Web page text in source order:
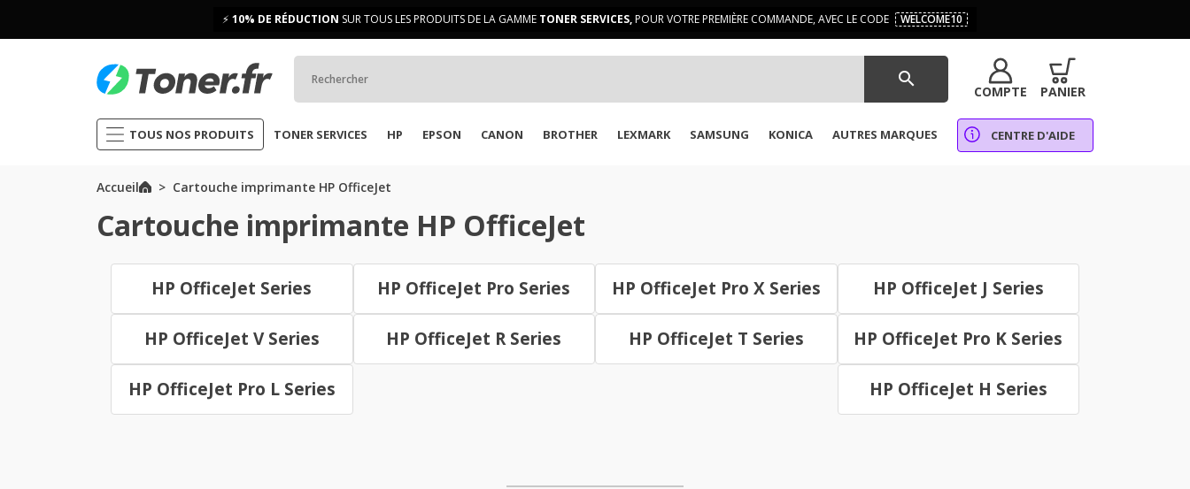
⚡ 10% DE RÉDUCTION SUR TOUS LES PRODUITS DE LA GAMME TONER SERVICES,POUR VOTRE PREMIÈRE COMMANDE, AVEC LE CODE WELCOME10
search
COMPTE PANIER
TOUS NOS PRODUITS TONER SERVICES HP EPSON CANON BROTHER LEXMARK SAMSUNG KONICA AUTRES MARQUES CENTRE D'AIDE
Accueil Cartouche imprimante HP OfficeJet
Cartouche imprimante HP OfficeJet
HP OfficeJet Series HP OfficeJet Pro Series HP OfficeJet Pro X Series HP OfficeJet J Series
HP OfficeJet V Series HP OfficeJet R Series HP OfficeJet T Series HP OfficeJet Pro K Series
HP OfficeJet Pro L Series HP OfficeJet H Series